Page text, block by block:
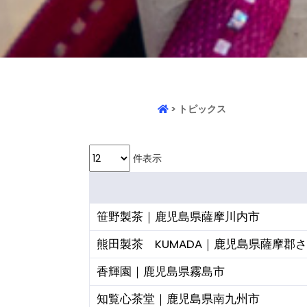
> トピックス
件表示
笹野製茶｜鹿児島県薩摩川内市
熊田製茶 KUMADA｜鹿児島県薩摩郡
香輝園｜鹿児島県霧島市
知覧心茶堂｜鹿児島県南九州市